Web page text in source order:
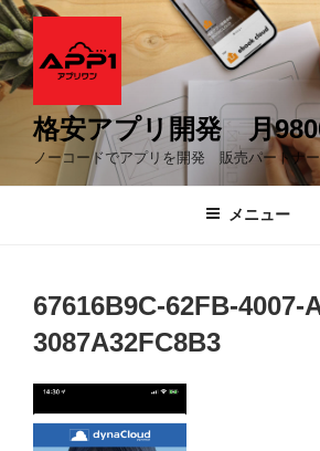
コ
ン
テ
ン
格安アプリ開発 月
ノーコードでアプリを開発 販売パートナ
メニュー
67616B9C-62FB-4007-
3087A32FC8B3